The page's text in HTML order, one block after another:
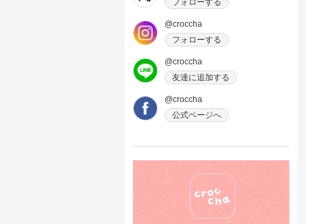
@croccha
フォローする
@croccha
友達に追加する
@croccha
公式ページへ